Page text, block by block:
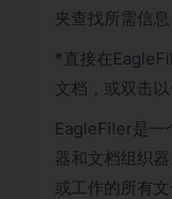
夹查找所需信
*直接在
文档，或双击
EagleFiler是一
器和文档组织
或工作的所有